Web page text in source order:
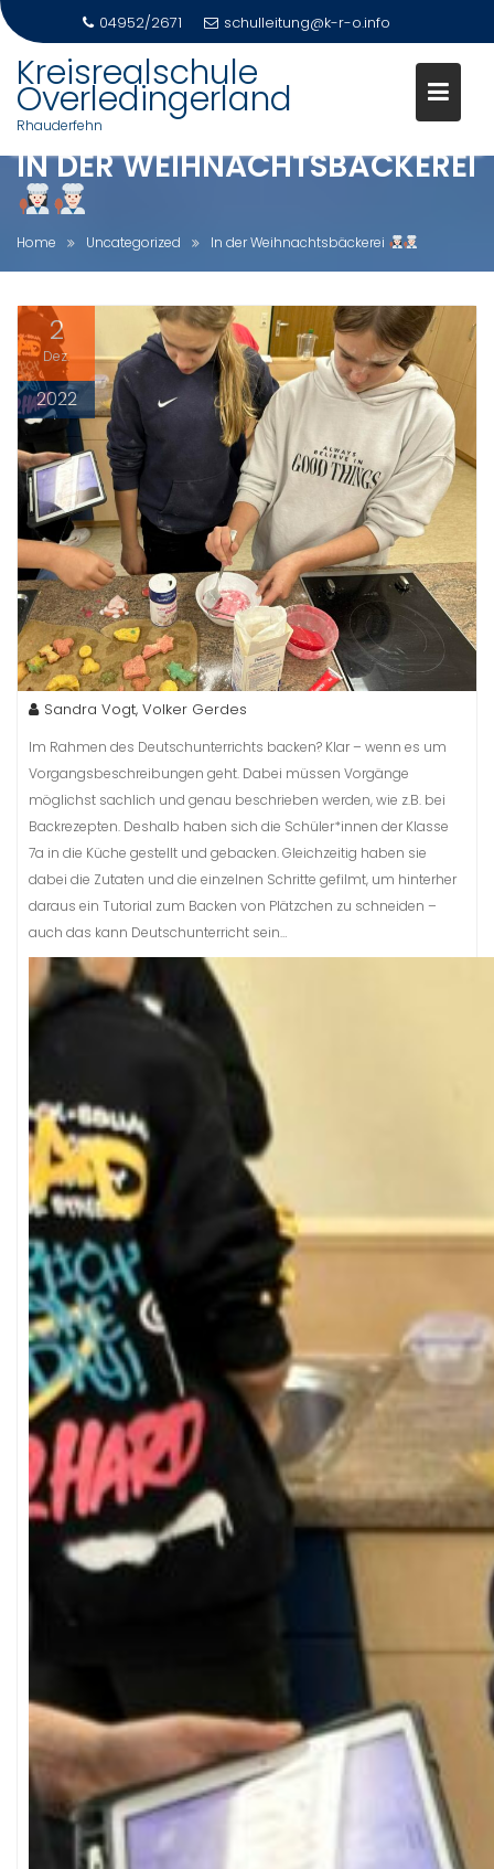
content
04952/2671 schulleitung@k-r-o.info
Kreisrealschule
Overledingerland
Rhauderfehn
IN DER WEIHNACHTSBÄCKEREI
Home Uncategorized In der Weihnachtsbäckerei
2
Dez.
2022
Sandra Vogt, Volker Gerdes
Im Rahmen des Deutschunterrichts backen? Klar – wenn es um
Vorgangsbeschreibungen geht. Dabei müssen Vorgänge
möglichst sachlich und genau beschrieben werden, wie z.B. bei
Backrezepten. Deshalb haben sich die Schüler*innen der Klasse
7a in die Küche gestellt und gebacken. Gleichzeitig haben sie
dabei die Zutaten und die einzelnen Schritte gefilmt, um hinterher
daraus ein Tutorial zum Backen von Plätzchen zu schneiden –
auch das kann Deutschunterricht sein…